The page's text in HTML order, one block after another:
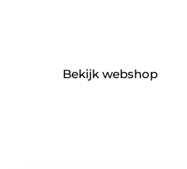
Bekijk webshop